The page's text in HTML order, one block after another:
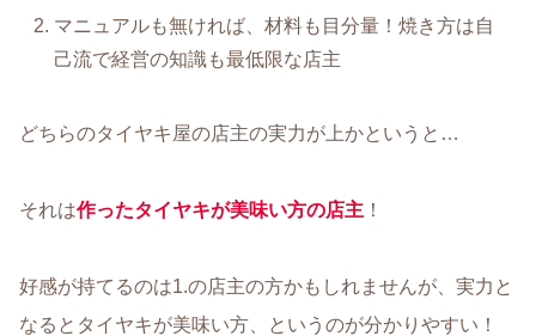
マニュアルも無ければ、材料も目分量！焼き方は自
己流で経営の知識も最低限な店主
どちらのタイヤキ屋の店主の実力が上かというと…
それは作ったタイヤキが美味い方の店主 ！
好感が持てるのは1.の店主の方かもしれませんが、実力と
なるとタイヤキが美味い方、というのが分かりやすい！